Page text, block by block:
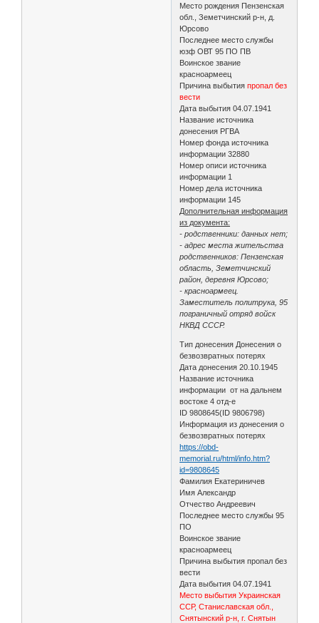
Место рождения Пензенская
обл., Земетчинский р-н, д.
Юрсово
Последнее место службы
юзф ОВТ 95 ПО ПВ
Воинское звание
красноармеец
Причина выбытияпропал без
вести
Дата выбытия 04.07.1941
Название источника
донесения РГВА
Номер фонда источника
информации 32880
Номер описи источника
информации 1
Номер дела источника
информации 145
Дополнительная информация
из документа:
- родственники: данных нет;
- адрес места жительства
родственников: Пензенская
область, Земетчинский
район, деревня Юрсово;
- красноармеец.
Заместитель политрука, 95
пограничный отряд войск
НКВД СССР.
Тип донесения Донесения о
безвозвратных потерях
Дата донесения 20.10.1945
Название источника
информации от на дальнем
востоке 4 отд-е
ID 9808645(ID 9806798)
Информация из донесения о
безвозвратных потерях
https://obd-
memorial.ru/html/info.htm?
id=9808645
Фамилия Екатериничев
Имя Александр
Отчество Андреевич
Последнее место службы 95
ПО
Воинское звание
красноармеец
Причина выбытия пропал без
вести
Дата выбытия 04.07.1941
Место выбытия Украинская
ССР, Станиславская обл.,
Снятынский р-н, г. Снятын